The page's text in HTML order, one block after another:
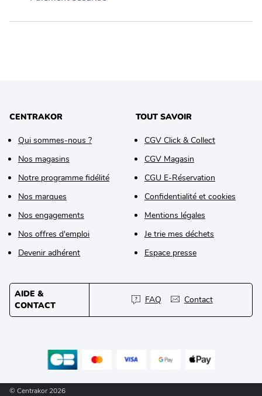
CENTRAKOR
Qui sommes-nous ?
Nos magasins
Notre programme fidélité
Nos marques
Nos engagements
Nos offres d'emploi
Devenir adhérent
TOUT SAVOIR
CGV Click & Collect
CGV Magasin
CGU E-Réservation
Confidentialité et cookies
Mentions légales
Je trie mes déchets
Espace presse
AIDE &
CONTACT
FAQ Contact
© Centrakor 2026